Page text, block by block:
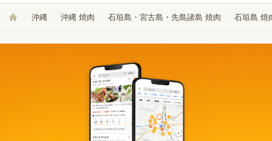
沖縄 沖縄 焼肉 石垣島・宮古島・先島諸島 焼肉 石垣島 焼